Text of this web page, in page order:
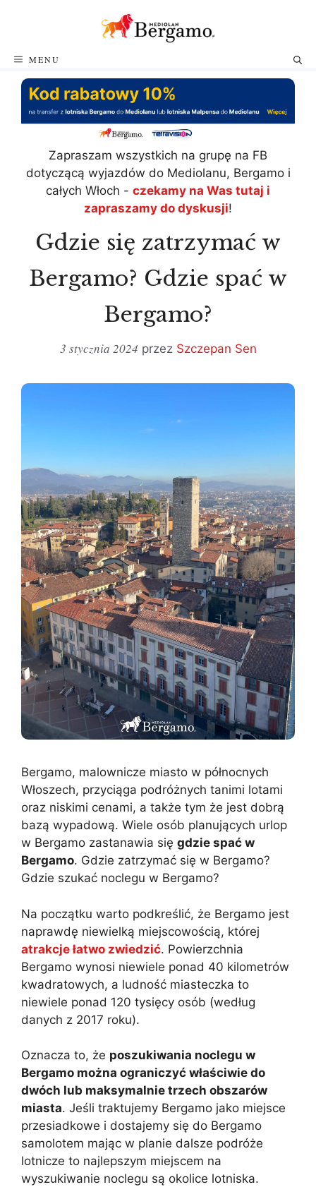
MENU
Zapraszam wszystkich na grupę na FB
dotyczącą wyjazdów do Mediolanu, Bergamo i
całych Włoch - czekamy na Was tutaj i
zapraszamy do dyskusji!
Gdzie się zatrzymać w
Bergamo? Gdzie spać w
Bergamo?
3 stycznia 2024 przez Szczepan Sen
Bergamo, malownicze miasto w północnych
Włoszech, przyciąga podróżnych tanimi lotami
oraz niskimi cenami, a także tym że jest dobrą
bazą wypadową. Wiele osób planujących urlop
w Bergamo zastanawia się gdzie spać w
Bergamo. Gdzie zatrzymać się w Bergamo?
Gdzie szukać noclegu w Bergamo?
Na początku warto podkreślić, że Bergamo jest
naprawdę niewielką miejscowością, której
atrakcje łatwo zwiedzić. Powierzchnia
Bergamo wynosi niewiele ponad 40 kilometrów
kwadratowych, a ludność miasteczka to
niewiele ponad 120 tysięcy osób (według
danych z 2017 roku).
Oznacza to, że poszukiwania noclegu w
Bergamo można ograniczyć właściwie do
dwóch lub maksymalnie trzech obszarów
miasta. Jeśli traktujemy Bergamo jako miejsce
przesiadkowe i dostajemy się do Bergamo
samolotem mając w planie dalsze podróże
lotnicze to najlepszym miejscem na
wyszukiwanie noclegu są okolice lotniska.